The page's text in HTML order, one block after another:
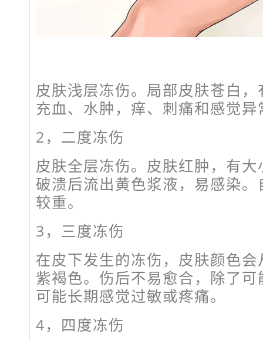
皮肤浅层冻伤。局部皮肤苍白
充血、水肿，痒、刺痛和感觉异
2， 二度冻伤
皮肤全层冻伤。皮肤红肿，有
破溃后流出黄色浆液，易感染
较重。
3， 三度冻伤
在皮下发生的冻伤，皮肤颜色
紫褐色。伤后不易愈合，除了
可能长期感觉过敏或疼痛。
4， 四度冻伤